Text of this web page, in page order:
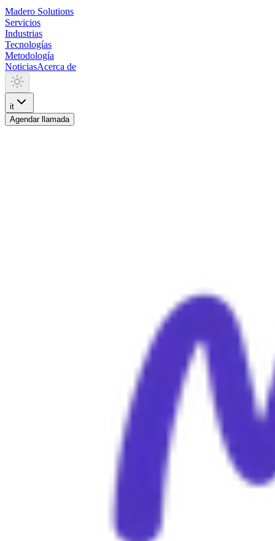
Madero Solutions
Servicios
Industrias
Tecnologías
Metodología
NoticiasAcerca de
it
Agendar llamada